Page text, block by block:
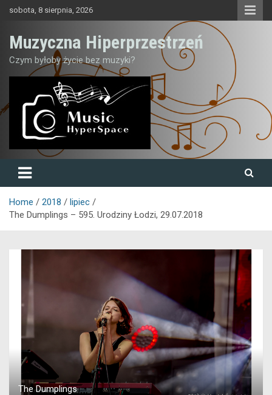
sobota, 8 sierpnia, 2026
Muzyczna Hiperprzestrzeń
Czym byłoby życie bez muzyki?
Home 2018
lipiec
The Dumplings – 595. Urodziny Łodzi, 29.07.2018
The Dumplings